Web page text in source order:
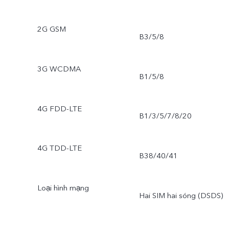
2G GSM
B3/5/8
3G WCDMA
B1/5/8
4G FDD-LTE
B1/3/5/7/8/20
4G TDD-LTE
B38/40/41
Loại hình mạng
Hai SIM hai sóng (DSDS)